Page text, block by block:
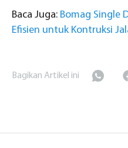
Baca Juga: Bomag Single
Efisien untuk Kontruksi
Bagikan Artikel ini